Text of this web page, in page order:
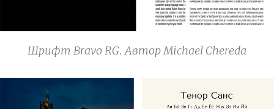
Шрифт Bravo RG. Автор Michael Chereda